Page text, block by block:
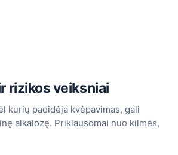
rizikos veiksniai
kurių padidėja kvėpavimas, gali
alkalozę. Priklausomai nuo kilmės,